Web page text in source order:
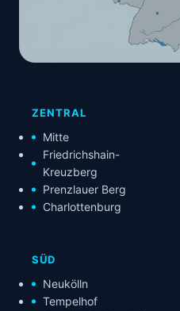
ZENTRAL
Mitte
Friedrichshain-
Kreuzberg
Prenzlauer Berg
Charlottenburg
SÜD
Neukölln
Tempelhof